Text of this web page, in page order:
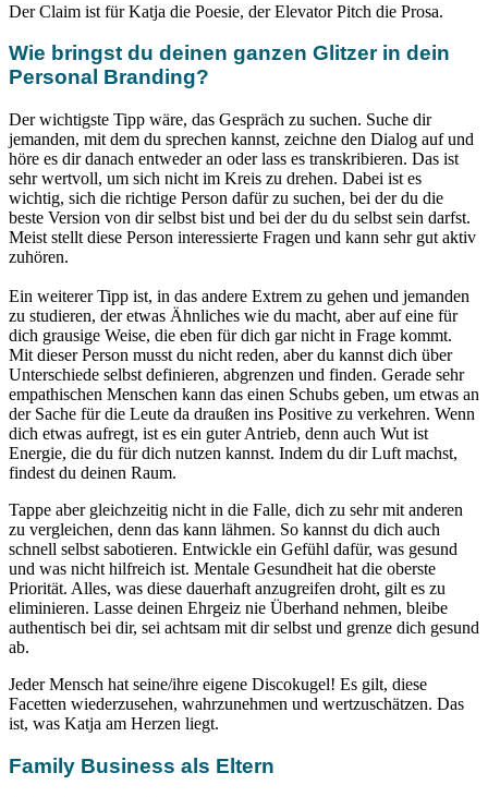
Der Claim ist für Katja die Poesie, der Elevator Pitch die Prosa.
Wie bringst du deinen ganzen Glitzer in dein
Personal Branding?
Der wichtigste Tipp wäre, das Gespräch zu suchen. Suche dir
jemanden, mit dem du sprechen kannst, zeichne den Dialog auf und
höre es dir danach entweder an oder lass es transkribieren. Das ist
sehr wertvoll, um sich nicht im Kreis zu drehen. Dabei ist es
wichtig, sich die richtige Person dafür zu suchen, bei der du die
beste Version von dir selbst bist und bei der du du selbst sein darfst.
Meist stellt diese Person interessierte Fragen und kann sehr gut aktiv
zuhören.
Ein weiterer Tipp ist, in das andere Extrem zu gehen und jemanden
zu studieren, der etwas Ähnliches wie du macht, aber auf eine für
dich grausige Weise, die eben für dich gar nicht in Frage kommt.
Mit dieser Person musst du nicht reden, aber du kannst dich über
Unterschiede selbst definieren, abgrenzen und finden. Gerade sehr
empathischen Menschen kann das einen Schubs geben, um etwas an
der Sache für die Leute da draußen ins Positive zu verkehren. Wenn
dich etwas aufregt, ist es ein guter Antrieb, denn auch Wut ist
Energie, die du für dich nutzen kannst. Indem du dir Luft machst,
findest du deinen Raum.
Tappe aber gleichzeitig nicht in die Falle, dich zu sehr mit anderen
zu vergleichen, denn das kann lähmen. So kannst du dich auch
schnell selbst sabotieren. Entwickle ein Gefühl dafür, was gesund
und was nicht hilfreich ist. Mentale Gesundheit hat die oberste
Priorität. Alles, was diese dauerhaft anzugreifen droht, gilt es zu
eliminieren. Lasse deinen Ehrgeiz nie Überhand nehmen, bleibe
authentisch bei dir, sei achtsam mit dir selbst und grenze dich gesund
ab.
Jeder Mensch hat seine/ihre eigene Discokugel! Es gilt, diese
Facetten wiederzusehen, wahrzunehmen und wertzuschätzen. Das
ist, was Katja am Herzen liegt.
Family Business als Eltern